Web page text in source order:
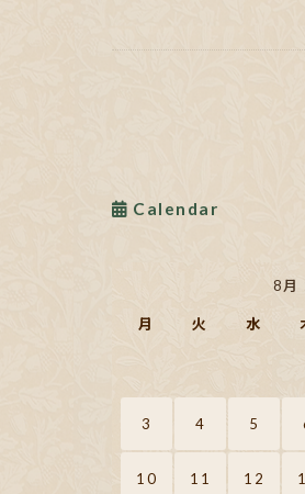
Calendar
8月
月 火 水
3 4 5
10 11 12